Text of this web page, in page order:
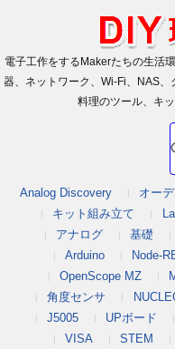
電子工作をするMakerたちの生活
器、ネットワーク、Wi-Fi、NAS、
料理のツール、キ
Analog Discovery オー
キット組み立て
アナログ
基礎
Arduino
Node-
OpenScope MZ
角度センサ
J5005
UPボード
VISA
STEM